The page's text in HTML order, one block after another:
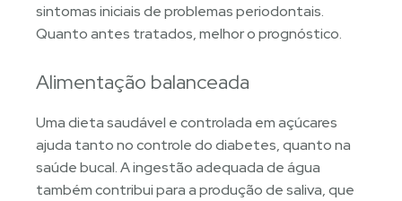
sintomas iniciais de problemas periodontais.
Quanto antes tratados, melhor o prognóstico.
Alimentação balanceada
Uma dieta saudável e controlada em açúcares
ajuda tanto no controle do diabetes, quanto na
saúde bucal. A ingestão adequada de água
também contribui para a produção de saliva, que